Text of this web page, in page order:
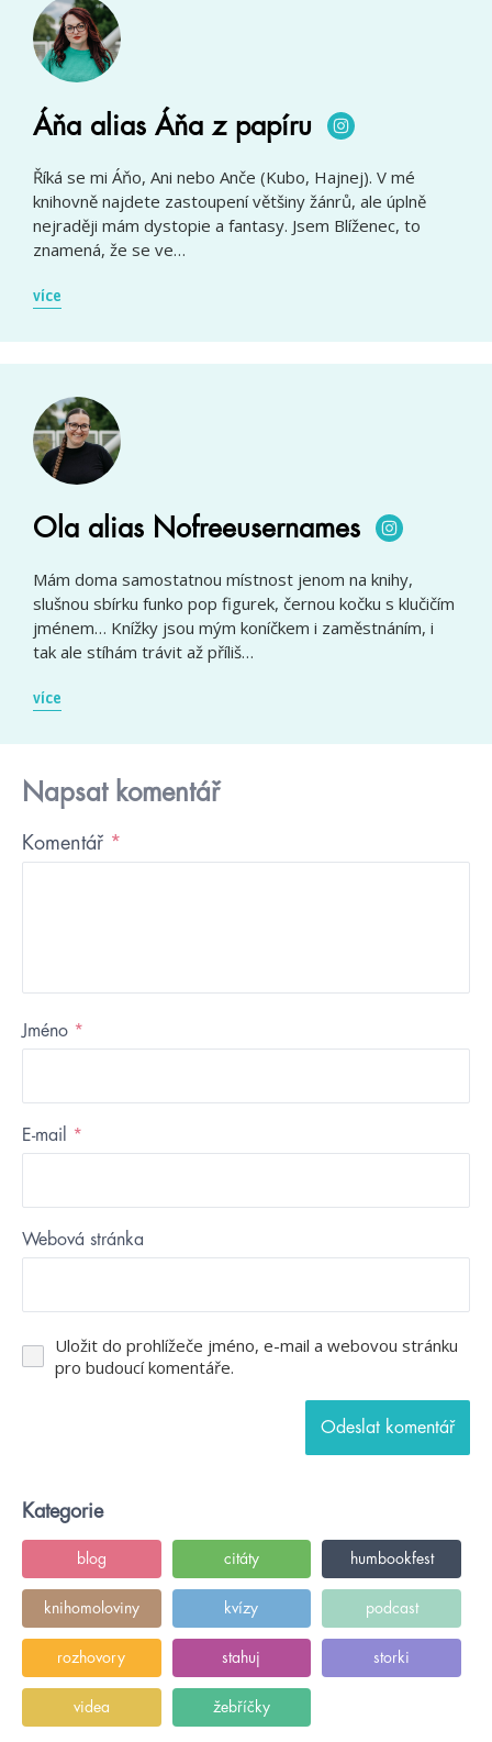
Áňa alias Áňa z papíru
Říká se mi Áňo, Ani nebo Anče (Kubo, Hajnej). V mé
knihovně najdete zastoupení většiny žánrů, ale úplně
nejraději mám dystopie a fantasy. Jsem Blíženec, to
znamená, že se ve…
více
Ola alias Nofreeusernames
Mám doma samostatnou místnost jenom na knihy,
slušnou sbírku funko pop figurek, černou kočku s klučičím
jménem… Knížky jsou mým koníčkem i zaměstnáním, i
tak ale stíhám trávit až příliš…
více
Napsat komentář
Komentář *
Jméno *
E-mail *
Webová stránka
Uložit do prohlížeče jméno, e-mail a webovou stránku
pro budoucí komentáře.
Kategorie
blog citáty humbookfest
knihomoloviny kvízy podcast
rozhovory stahuj storki
videa žebříčky